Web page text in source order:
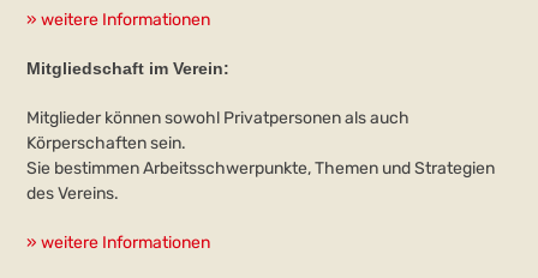
» weitere Informationen
Mitgliedschaft im Verein:
Mitglieder können sowohl Privatpersonen als auch
Körperschaften sein.
Sie bestimmen Arbeitsschwerpunkte, Themen und Strategien
des Vereins.
» weitere Informationen